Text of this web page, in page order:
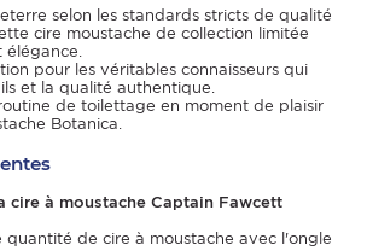
selon les standards stricts de qualité
cire moustache de collection limitée
élégance.
pour les véritables connaisseurs qui
et la qualité authentique.
de toilettage en moment de plaisir
Botanica.
cire à moustache Captain Fawcett
quantité de cire à moustache avec l'ongle